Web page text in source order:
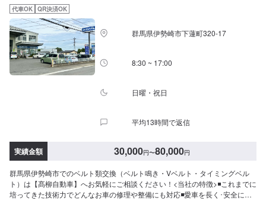
がり次第納車-----------パーツ持ち込みについて-----------パーツの持ち込み可能
です。オファーにて詳細をお願い致します。【定休日・営業時間】定休日：
日曜日、祝日営業時間：8:30~17:30
代車OK QR決済OK
群馬県伊勢崎市下蓮町320-17
8:30 ~ 17:00
日曜・祝日
平均13時間で返信
実績金額 30,000円〜80,000円
群馬県伊勢崎市でのベルト類交換（ベルト鳴き・Vベルト・タイミングベル
ト）は【髙柳自動車】へお気軽にご相談ください！<当社の特徴>◾これまでに
培ってきた技術力でどんなお車の修理や整備にも対応◾愛車を長く･安全に乗